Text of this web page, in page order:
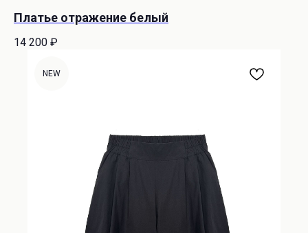
Платье отражение белый
14 200 ₽
NEW